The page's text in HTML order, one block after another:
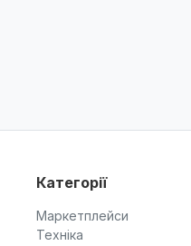
Категорії
Маркетплейси
Техніка